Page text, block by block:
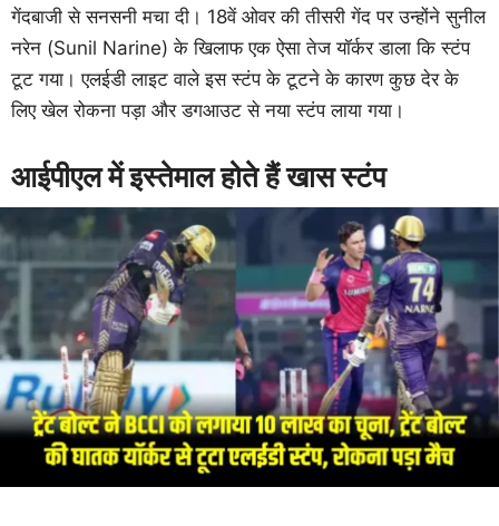
गेंदबाजी से सनसनी मचा दी। 18वें ओवर की तीसरी गेंद पर उन्होंने सुनील
नरेन (Sunil Narine) के खिलाफ एक ऐसा तेज यॉर्कर डाला कि स्टंप
टूट गया। एलईडी लाइट वाले इस स्टंप के टूटने के कारण कुछ देर के
लिए खेल रोकना पड़ा और डगआउट से नया स्टंप लाया गया।
आईपीएल में इस्तेमाल होते हैं खास स्टंप